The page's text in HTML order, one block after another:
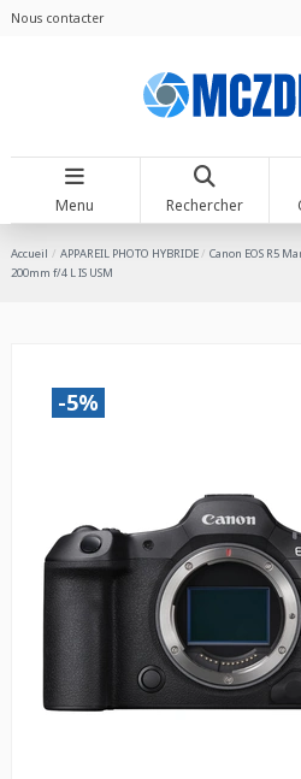
Nous contacter
Menu Rechercher
Accueil APPAREIL PHOTO HYBRIDE
Canon EOS R5
200mm f/4 L IS USM
-5%